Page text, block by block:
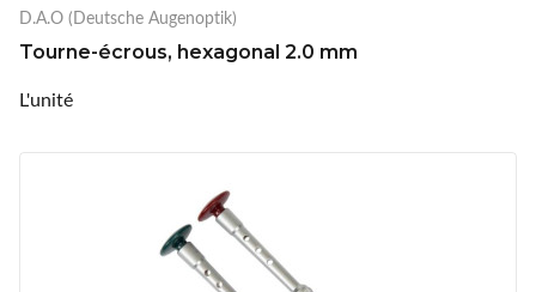
D.A.O (Deutsche Augenoptik)
Tourne-écrous, hexagonal 2.0 mm
L'unité